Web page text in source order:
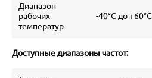
Диапазон
рабочих
температур
-40°C до +60°C
Доступные диапазоны частот: